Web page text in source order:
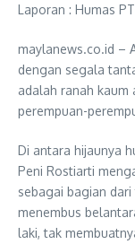
Laporan : Humas
maylanews.co.id –
dengan segala
adalah ranah kaum
perempuan-
Di antara hijaunya
Peni Rostiarti
sebagai bagian
menembus
laki, tak